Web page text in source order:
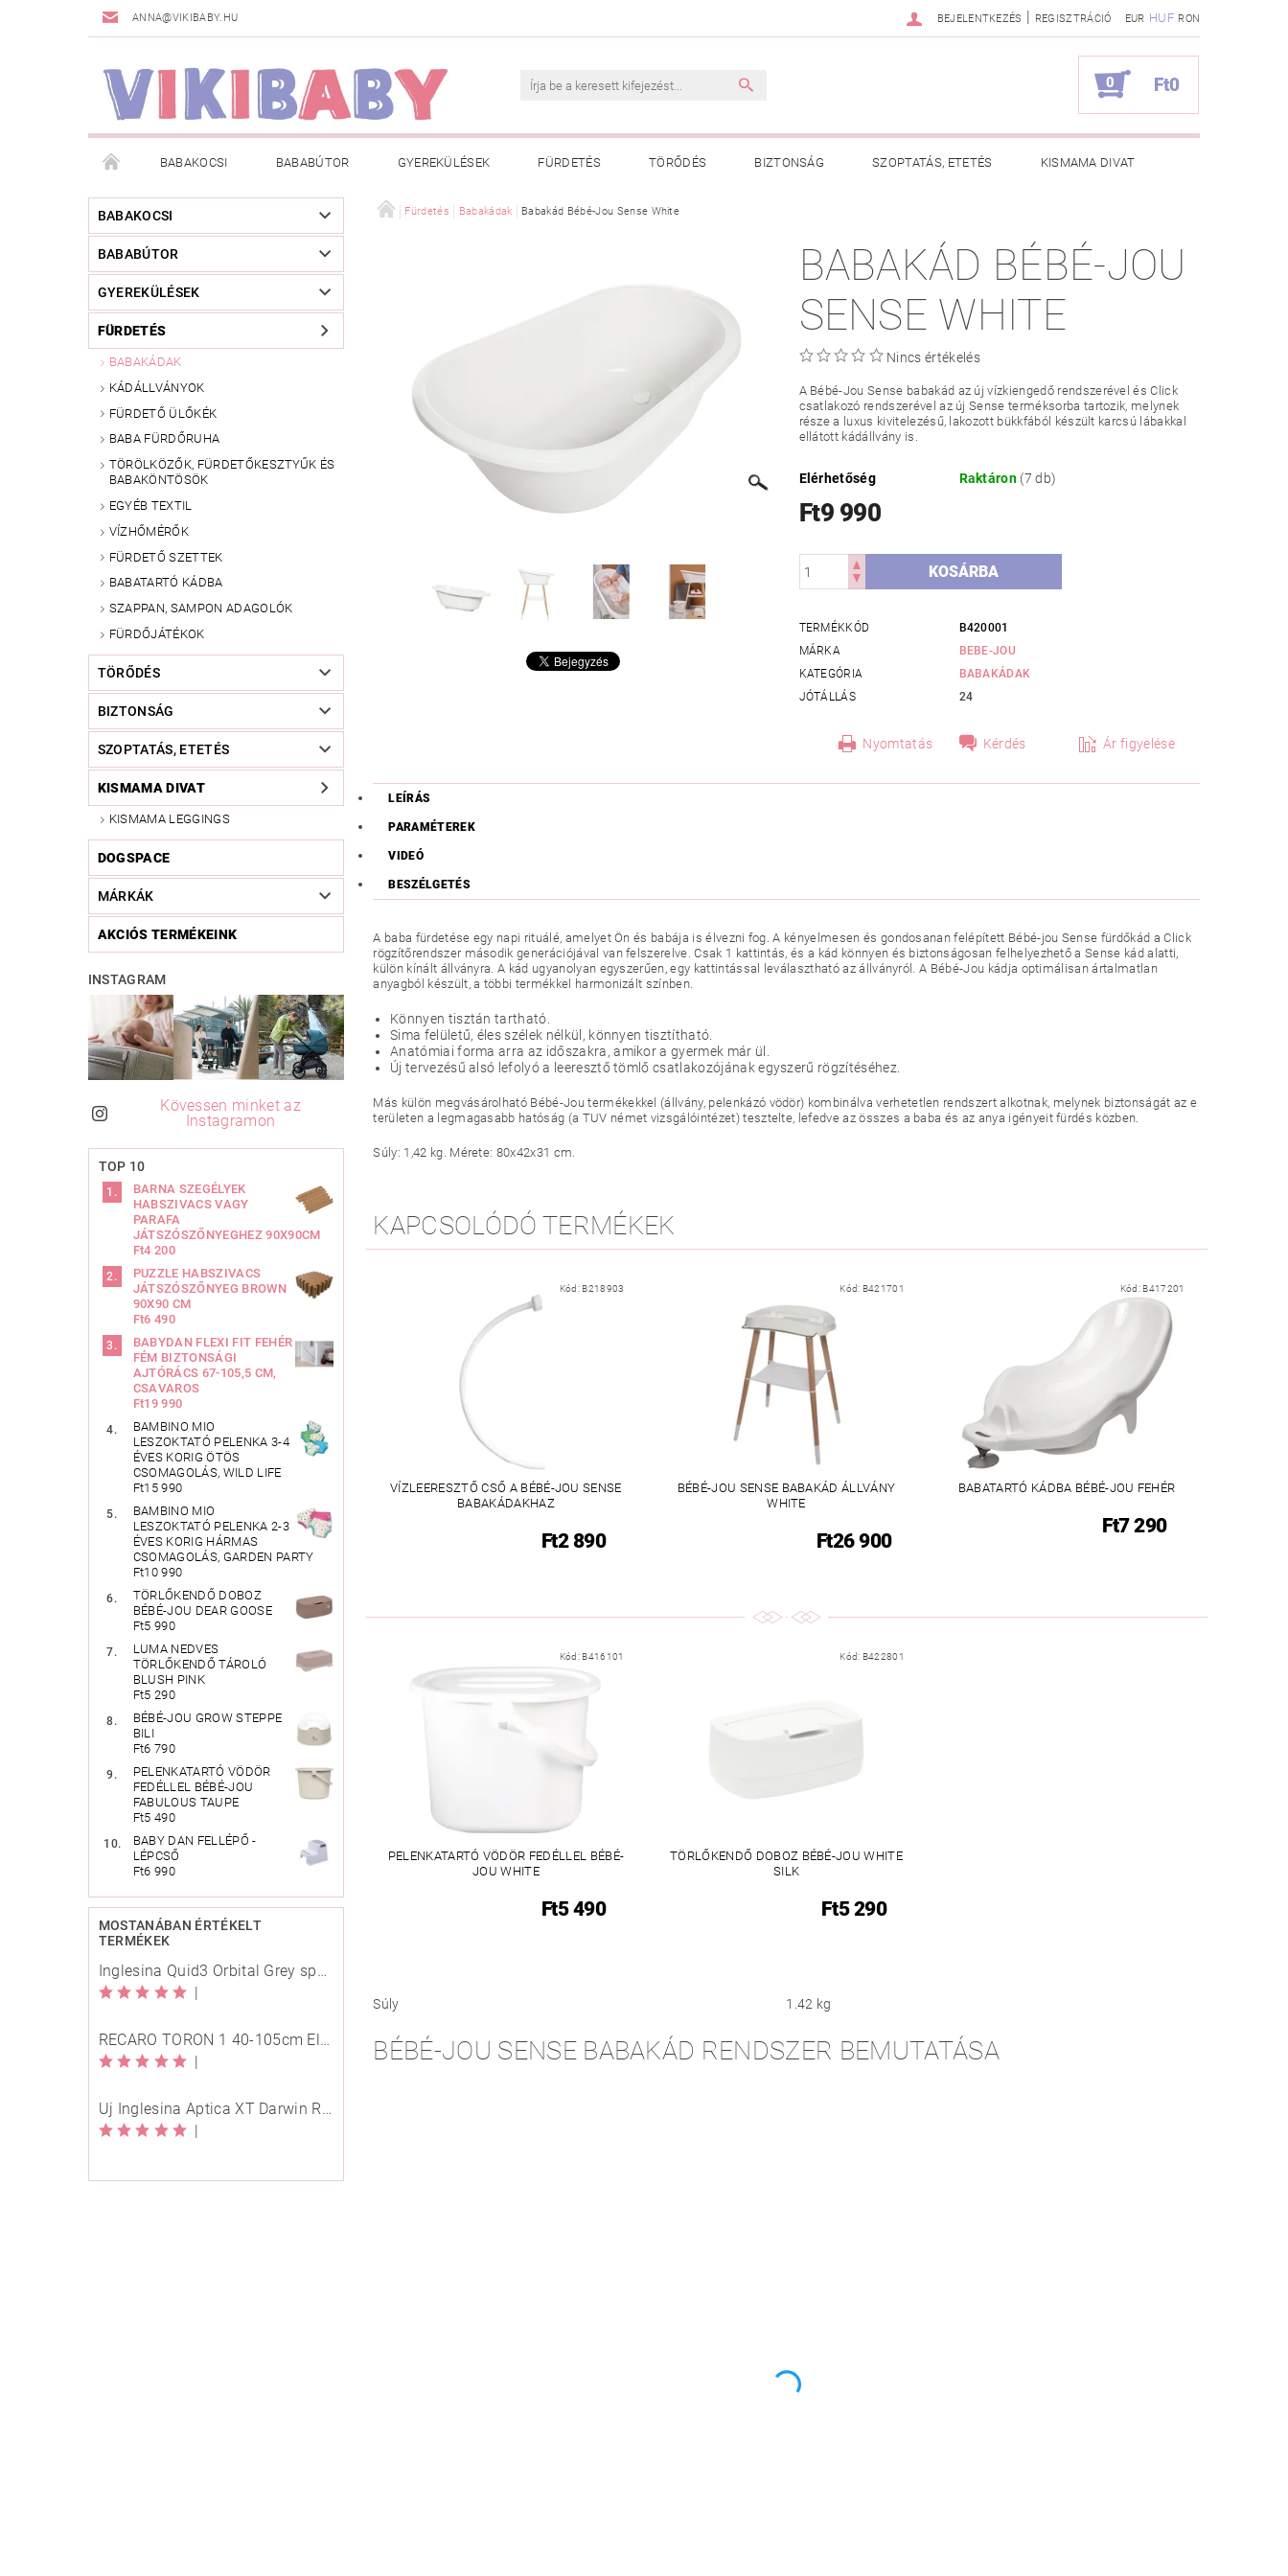
ANNA@VIKIBABY.HU EUR HUF RON
BEJELENTKEZÉS | REGISZTRÁCIÓ
0 Ft0
BABAKOCSI BABABÚTOR GYEREKÜLÉSEK FÜRDETÉS TÖRŐDÉS BIZTONSÁG SZOPTATÁS, ETETÉS KISMAMA DIVAT
DOGSPACE AKCIÓS TERMÉKEINK VÁSÁRLÁSI FELTÉTELEK
TÖRZSVÁSÁRLÓI PROGRAM RÓLUNK HASZNOS TANÁCSOK RENDELÉSEM
BABAKOCSI
BABABÚTOR
GYEREKÜLÉSEK
FÜRDETÉS
BABAKÁDAK
KÁDÁLLVÁNYOK
FÜRDETŐ ÜLŐKÉK
BABA FÜRDŐRUHA
TÖRÖLKÖZŐK, FÜRDETŐKESZTYŰK ÉS
BABAKÖNTÖSÖK
EGYÉB TEXTIL
VÍZHŐMÉRŐK
FÜRDETŐ SZETTEK
BABATARTÓ KÁDBA
SZAPPAN, SAMPON ADAGOLÓK
FÜRDŐJÁTÉKOK
TÖRŐDÉS
BIZTONSÁG
SZOPTATÁS, ETETÉS
KISMAMA DIVAT
KISMAMA LEGGINGS
DOGSPACE
MÁRKÁK
AKCIÓS TERMÉKEINK
INSTAGRAM
Kövessen minket az
Instagramon
TOP 10
BARNA SZEGÉLYEK
HABSZIVACS VAGY
PARAFA
JÁTSZÓSZŐNYEGHEZ 90X90CM
Ft4 200
PUZZLE HABSZIVACS
JÁTSZÓSZŐNYEG BROWN
90X90 CM
Ft6 490
BABYDAN FLEXI FIT FEHÉR
FÉM BIZTONSÁGI
AJTÓRÁCS 67-105,5 CM,
CSAVAROS
Ft19 990
BAMBINO MIO
LESZOKTATÓ PELENKA 3-4
ÉVES KORIG ÖTÖS
CSOMAGOLÁS, WILD LIFE
Ft15 990
BAMBINO MIO
LESZOKTATÓ PELENKA 2-3
ÉVES KORIG HÁRMAS
CSOMAGOLÁS, GARDEN PARTY
Ft10 990
TÖRLŐKENDŐ DOBOZ
BÉBÉ-JOU DEAR GOOSE
Ft5 990
LUMA NEDVES
TÖRLŐKENDŐ TÁROLÓ
BLUSH PINK
Ft5 290
BÉBÉ-JOU GROW STEPPE
BILI
Ft6 790
PELENKATARTÓ VÖDÖR
FEDÉLLEL BÉBÉ-JOU
FABULOUS TAUPE
Ft5 490
BABY DAN FELLÉPŐ -
LÉPCSŐ
Ft6 990
MOSTANÁBAN ÉRTÉKELT
TERMÉKEK
Inglesina Quid3 Orbital Grey sport babakocsi
|
RECARO TORON 1 40-105cm Elegant Beige
|
Új Inglesina Aptica XT Darwin Recline Evo 4in1 Himalaya Blue multifunkciós babakocsi
|
Fürdetés Babakádak Babakád Bébé-Jou Sense White
BABAKÁD BÉBÉ-JOU
SENSE WHITE
Nincs értékelés
A Bébé-Jou Sense babakád az új vízkiengedő rendszerével és Click
csatlakozó rendszerével az új Sense terméksorba tartozik, melynek
része a luxus kivitelezésű, lakozott bükkfából készült karcsú lábakkal
ellátott kádállvány is.
Elérhetőség Raktáron (7 db)
Ft9 990
TERMÉKKÓD
B420001
MÁRKA
BEBE-JOU
KATEGÓRIA
BABAKÁDAK
JÓTÁLLÁS
24
Nyomtatás Kérdés Ár figyelése
LEÍRÁS
PARAMÉTEREK
VIDEÓ
BESZÉLGETÉS
A baba fürdetése egy napi rituálé, amelyet Ön és babája is élvezni fog. A kényelmesen és gondosanan felépített Bébé-jou Sense fürdőkád a Click
rögzítőrendszer második generációjával van felszerelve. Csak 1 kattintás, és a kád könnyen és biztonságosan felhelyezhető a Sense kád alatti,
külön kínált állványra. A kád ugyanolyan egyszerűen, egy kattintással leválasztható az állványról. A Bébé-Jou kádja optimálisan ártalmatlan
anyagból készült, a többi termékkel harmonizált színben.
Könnyen tisztán tartható.
Sima felületű, éles szélek nélkül, könnyen tisztítható.
Anatómiai forma arra az időszakra, amikor a gyermek már ül.
Új tervezésű alsó lefolyó a leeresztő tömlő csatlakozójának egyszerű rögzítéséhez.
Más külön megvásárolható Bébé-Jou termékekkel (állvány, pelenkázó vödör) kombinálva verhetetlen rendszert alkotnak, melynek biztonságát az e
területen a legmagasabb hatóság (a TUV német vizsgálóintézet) tesztelte, lefedve az összes a baba és az anya igényeit fürdés közben.
Súly: 1,42 kg. Mérete: 80x42x31 cm.
KAPCSOLÓDÓ TERMÉKEK
Kód: B218903
VÍZLEERESZTŐ CSŐ A BÉBÉ-JOU SENSE
BABAKÁDAKHAZ
Ft2 890
Kód: B421701
BÉBÉ-JOU SENSE BABAKÁD ÁLLVÁNY
WHITE
Ft26 900
Kód: B417201
BABATARTÓ KÁDBA BÉBÉ-JOU FEHÉR
Ft7 290
Kód: B416101
PELENKATARTÓ VÖDÖR FEDÉLLEL BÉBÉ-
JOU WHITE
Ft5 490
Kód: B422801
TÖRLŐKENDŐ DOBOZ BÉBÉ-JOU WHITE
SILK
Ft5 290
Súly 1.42 kg
BÉBÉ-JOU SENSE BABAKÁD RENDSZER BEMUTATÁSA